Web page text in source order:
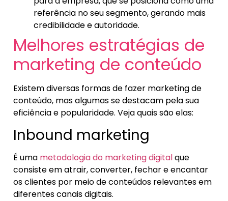
referência no seu segmento, gerando mais
credibilidade e autoridade.
Melhores estratégias de
marketing de conteúdo
Existem diversas formas de fazer marketing de
conteúdo, mas algumas se destacam pela sua
eficiência e popularidade. Veja quais são elas:
Inbound marketing
É uma metodologia do marketing digitalque
consiste em atrair, converter, fechar e encantar
os clientes por meio de conteúdos relevantes em
diferentes canais digitais.